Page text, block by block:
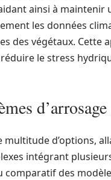
ainsi à maintenir
les données
des végétaux. Cette
le stress
d’arrosage
multitude d’options,
intégrant
des